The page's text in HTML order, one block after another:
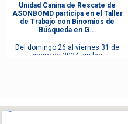
Unidad Canina de Rescate de
ASONBOMD participa en el Taller
de Trabajo con Binomios de
Búsqueda en G...
Del domingo 26 al viernes 31 de
enero de 2024, en las